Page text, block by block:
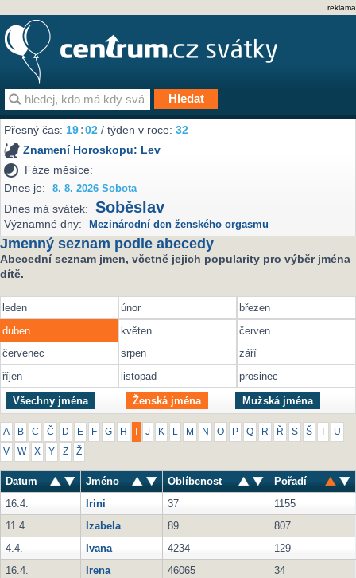
reklama
Přesný čas:19 02 / týden v roce:32
Znamení Horoskopu: Lev
Fáze měsíce:
Dnes je:
8. 8. 2026 Sobota
Dnes má svátek: Soběslav
Významné dny: Mezinárodní den ženského orgasmu
Jmenný seznam podle abecedy
Abecední seznam jmen, včetně jejich popularity pro výběr jména
dítě.
leden únor
březen
duben
květen
červen
červenec
srpen
září
říjen
listopad prosinec
Všechny jména Ženská jména Mužská jména
A B C Č D E F G H J K M N O P Q R Ř S Š U
V W X Y Z Ž
Datum Jméno Oblíbenost
Pořadí
16.4.
Irini 37
1155
11.4.
Izabela 89
807
4.4.
Ivana 4234
129
16.4.
Irena 46065
34